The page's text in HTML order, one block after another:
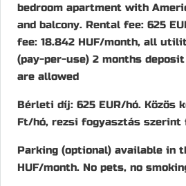
bedroom apartment with
and balcony. Rental fee: 625
fee: 18.842 HUF/month, all
(pay-per-use) 2 months
are allowed
Bérleti díj: 625 EUR/hó. Közös
Ft/hó, rezsi fogyasztás szerint
Parking (optional) available in
HUF/month. No pets, no